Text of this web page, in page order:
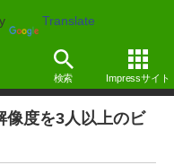
Translate
検索 Impressサイト
像度を3人以上のビ